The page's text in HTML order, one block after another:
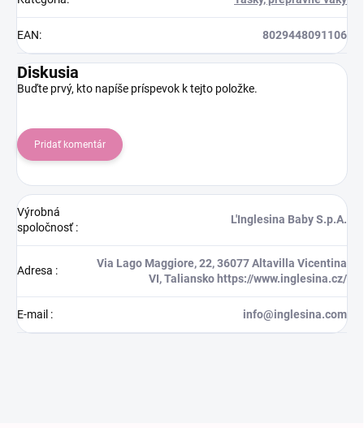
EAN: 8029448091106
Diskusia
Buďte prvý, kto napíše príspevok k tejto položke.
Pridať komentár
Výrobná
spoločnosť:
L'Inglesina Baby S.p.A.
Adresa :
Via Lago Maggiore, 22, 36077 Altavilla Vicentina
VI, Taliansko https://www.inglesina.cz/
E-mail : info@inglesina.com